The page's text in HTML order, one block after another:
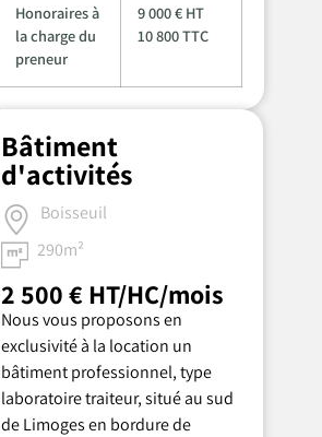
Honoraires à
la charge du
preneur
9 000 € HT
10 800 TTC
Bâtiment
d'activités
Boisseuil
290m²
2 500 € HT/HC/mois
Nous vous proposons en
exclusivité à la location un
bâtiment professionnel, type
laboratoire traiteur, situé au sud
de Limoges en bordure de